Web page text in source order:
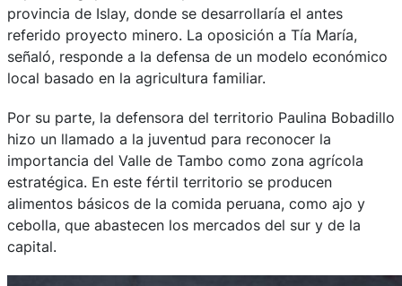
provincia de Islay, donde se desarrollaría el antes
referido proyecto minero. La oposición a Tía María,
señaló, responde a la defensa de un modelo económico
local basado en la agricultura familiar.
Por su parte, la defensora del territorio Paulina Bobadillo
hizo un llamado a la juventud para reconocer la
importancia del Valle de Tambo como zona agrícola
estratégica. En este fértil territorio se producen
alimentos básicos de la comida peruana, como ajo y
cebolla, que abastecen los mercados del sur y de la
capital.